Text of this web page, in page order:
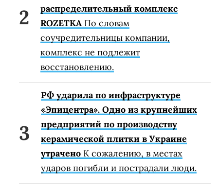
распределительный комплекс
ROZETKA По словам
соучредительницы компании,
комплекс не подлежит
восстановлению.
РФ ударила по инфраструктуре
«Эпицентра». Одно из крупнейших
предприятий по производству
керамической плитки в Украине
утрачено К сожалению, в местах
ударов погибли и пострадали люди.